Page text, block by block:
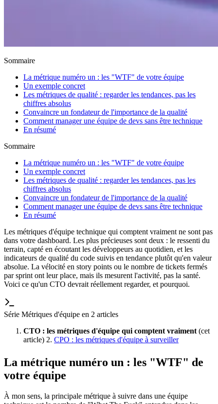
Sommaire
La métrique numéro un : les "WTF" de votre équipe
Un exemple concret
Les métriques de qualité : regarder les tendances, pas les
chiffres absolus
Convaincre un fondateur de l'importance de la qualité
Comment manager une équipe de devs sans être technique
En résumé
Sommaire
La métrique numéro un : les "WTF" de votre équipe
Un exemple concret
Les métriques de qualité : regarder les tendances, pas les
chiffres absolus
Convaincre un fondateur de l'importance de la qualité
Comment manager une équipe de devs sans être technique
En résumé
Les métriques d'équipe technique qui comptent vraiment ne sont pas
dans votre dashboard. Les plus précieuses sont deux : le ressenti du
terrain, capté en écoutant les développeurs au quotidien, et les
indicateurs de qualité du code suivis en tendance plutôt qu'en valeur
absolue. La vélocité en story points ou le nombre de tickets fermés
par sprint ont leur place, mais ils mesurent l'activité, pas la santé.
Voici ce qu'un CTO devrait réellement regarder, et pourquoi.
Série Métriques d'équipe en 2 articles
CTO : les métriques d'équipe qui comptent vraiment (cet
article) 2. CPO : les métriques d'équipe à surveiller
La métrique numéro un : les "WTF" de
votre équipe
À mon sens, la principale métrique à suivre dans une équipe